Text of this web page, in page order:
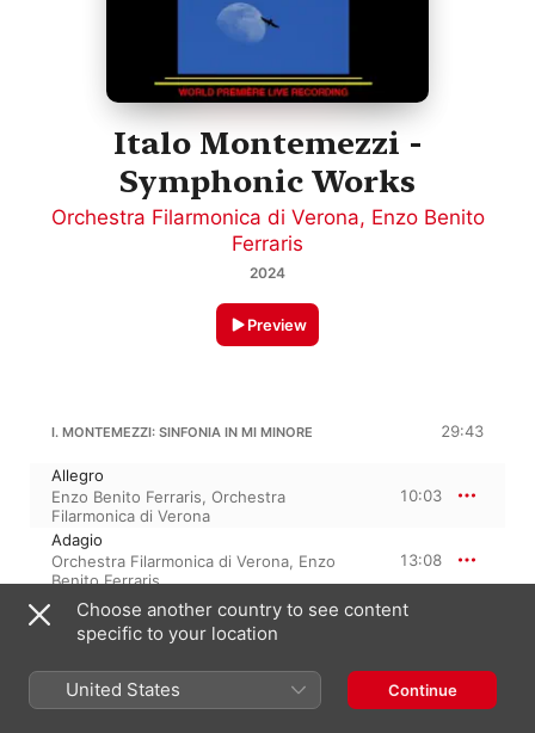
Italo Montemezzi -
Symphonic Works
Orchestra Filarmonica di Verona, Enzo Benito
Ferraris
2024
Preview
I. MONTEMEZZI: SINFONIA IN MI MINORE 29:43
Allegro
Enzo Benito Ferraris, Orchestra
Filarmonica di Verona
10:03
Adagio
Orchestra Filarmonica di Verona, Enzo
Benito Ferraris
13:08
Scherzo (Allegro vivace)
Orchestra Filarmonica di Verona
Benito Ferraris
I. MONTEMEZZI
Choose another country to see content
specific to your location
United States Continue